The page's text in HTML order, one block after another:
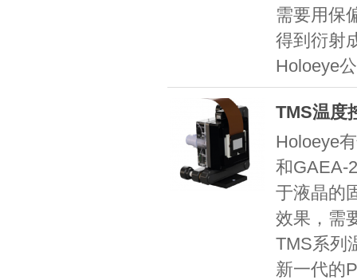
需要用保
得到衍射
Holoeye
TMS温度
Holoeye
和GAEA-
于液晶的
效果，需
TMS系列
新一代的